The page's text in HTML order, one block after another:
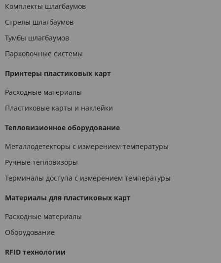
Комплекты шлагбаумов
Стрелы шлагбаумов
Тумбы шлагбаумов
Парковочные системы
Принтеры пластиковых карт
Расходные материалы
Пластиковые карты и наклейки
Тепловизионное оборудование
Металлодетекторы с измерением температуры
Ручные тепловизоры
Терминалы доступа с измерением температуры
Материалы для пластиковых карт
Расходные материалы
Оборудование
RFID технологии